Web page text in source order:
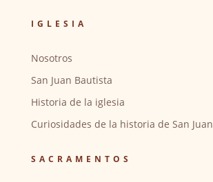
IGLESIA
Nosotros
San Juan Bautista
Historia de la iglesia
Curiosidades de la historia de San Juan
SACRAMENTOS